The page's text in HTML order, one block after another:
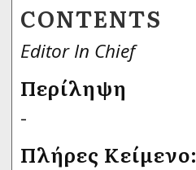
CONTENTS
Editor In Chief
Περίληψη
-
Πλήρες Κείμενο: